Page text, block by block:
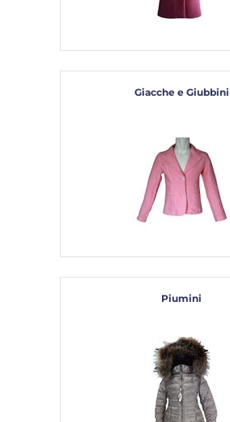
Giacche e Giubbini
Piumini